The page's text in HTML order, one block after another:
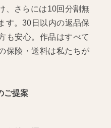
、さらには10回分割無
す。30日以内の返品保
も安心。作品はすべて
保険・送料は私たちが
ご提案